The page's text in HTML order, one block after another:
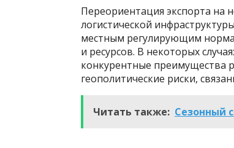
Переориентация экспорта на
логистической
местным регулирующим
и ресурсов. В некоторых
конкурентные преимущества
геополитические риски,
Читать также: Сезонный